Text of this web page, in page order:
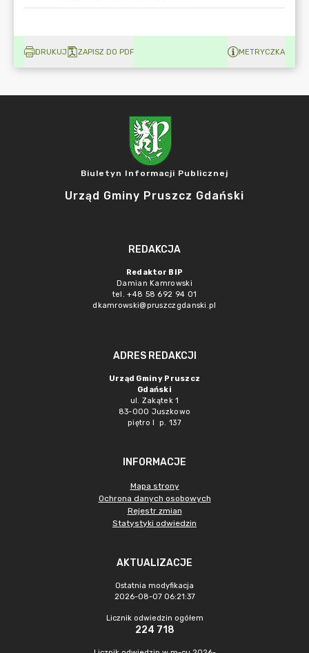
DRUKUJ ZAPISZ DO PDF METRYCZKA
Biuletyn Informacji Publicznej
Urząd Gminy Pruszcz Gdański
REDAKCJA
Redaktor BIP
Damian Kamrowski
tel. +48 58 692 94 01
dkamrowski@pruszczgdanski.pl
ADRES REDAKCJI
Urząd Gminy Pruszcz
Gdański
ul. Zakątek 1
83-000 Juszkowo
piętro I p. 137
INFORMACJE
Mapa strony
Ochrona danych osobowych
Rejestr zmian
Statystyki odwiedzin
AKTUALIZACJE
Ostatnia modyfikacja
2026-08-07 06:21:37
Licznik odwiedzin ogółem
224 718